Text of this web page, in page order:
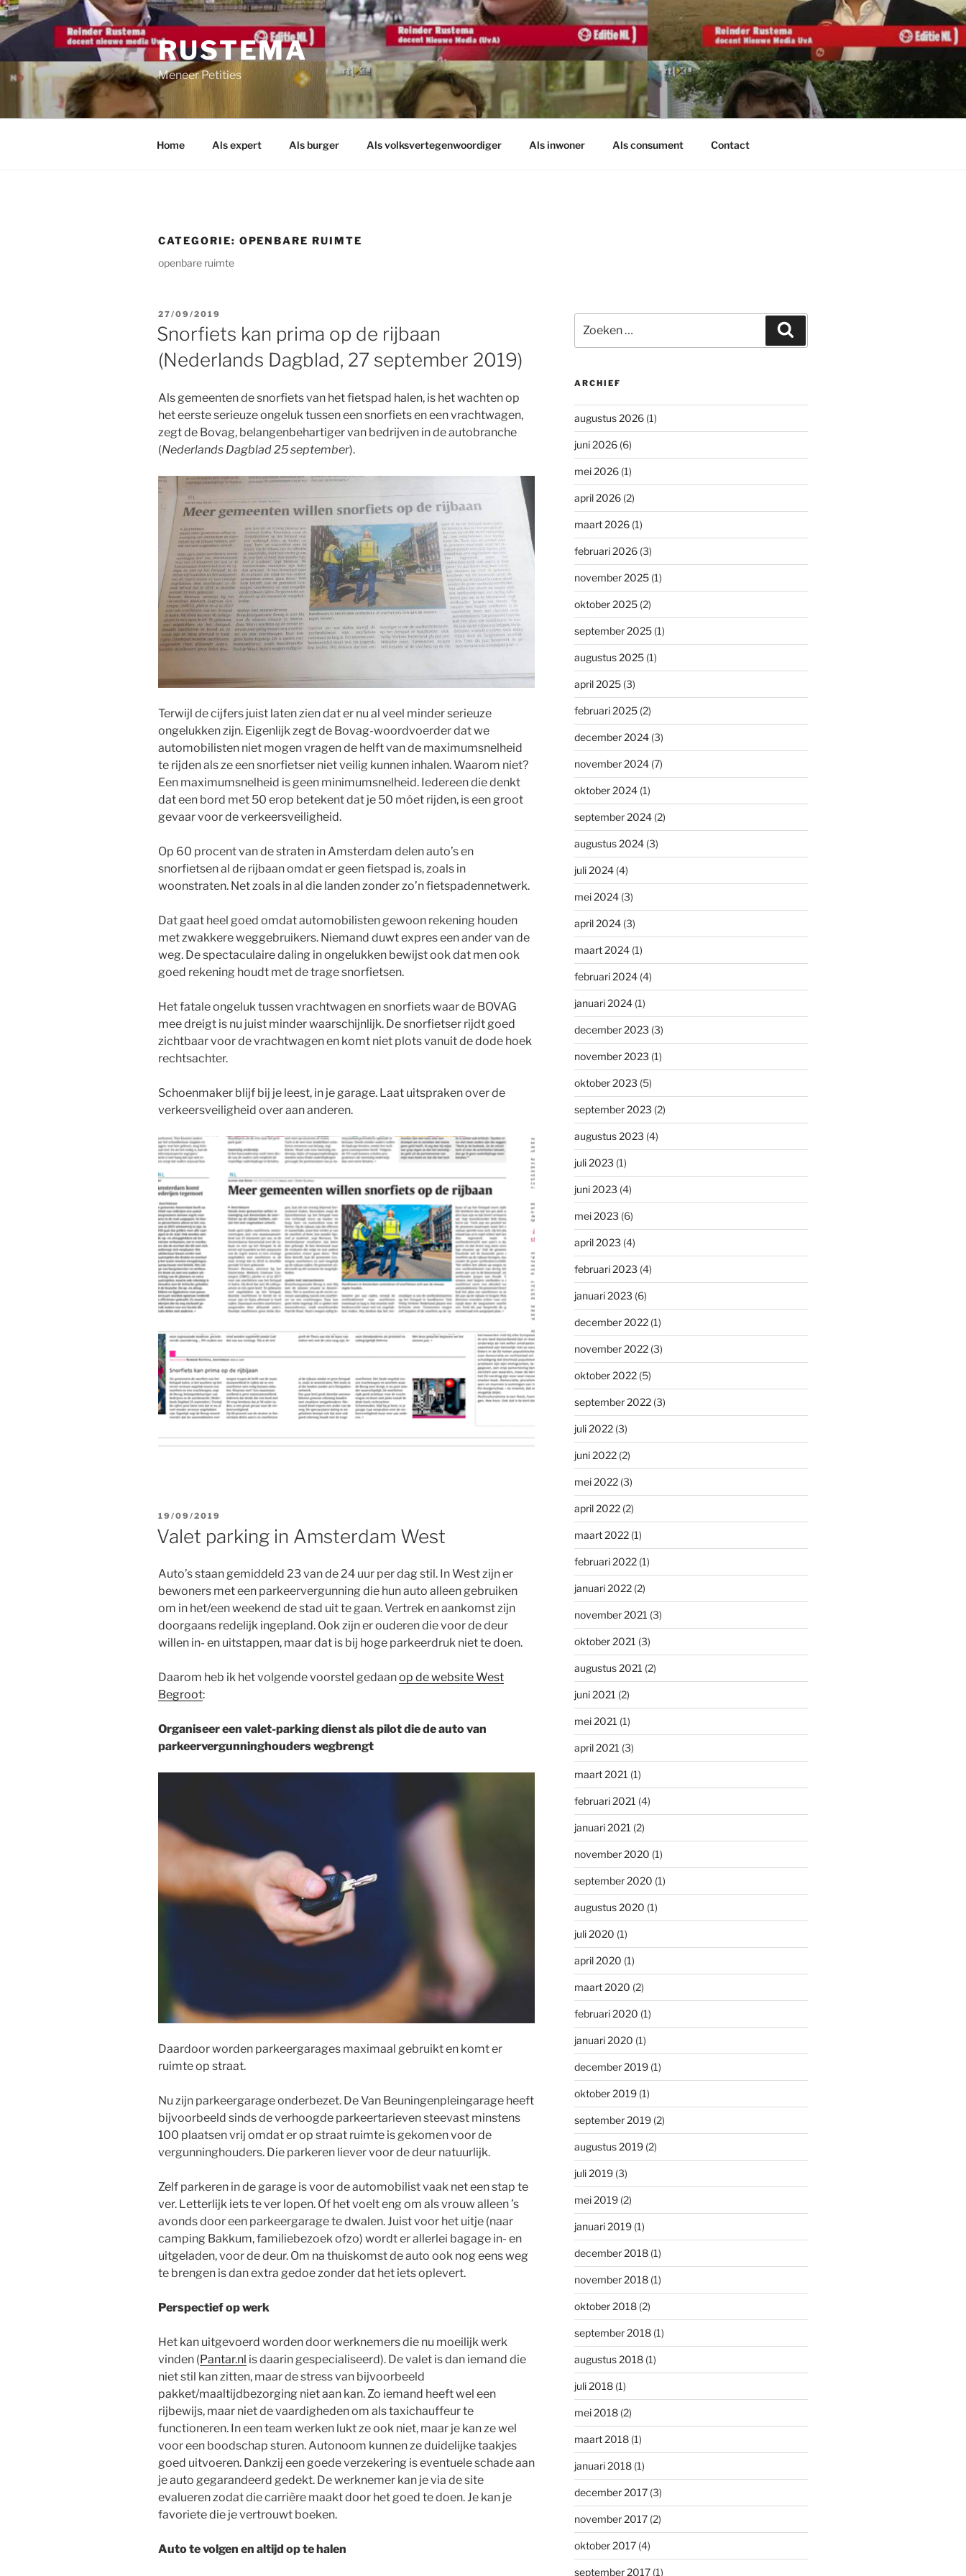
Ga
naar
de
inhoud
RUSTEMA
Meneer Petities
Home Als expert Als burger Als volksvertegenwoordiger Als inwoner Als consument Contact
CATEGORIE: OPENBARE RUIMTE
openbare ruimte
GEPLAATST
OP
27/09/2019
Snorfiets kan prima op de rijbaan
(Nederlands Dagblad, 27 september 2019)
Als gemeenten de snorfiets van het fietspad halen, is het wachten op
het eerste serieuze ongeluk tussen een snorfiets en een vrachtwagen,
zegt de Bovag, belangenbehartiger van bedrijven in de autobranche
(Nederlands Dagblad 25 september).
Terwijl de cijfers juist laten zien dat er nu al veel minder serieuze
ongelukken zijn. Eigenlijk zegt de Bovag-woordvoerder dat we
automobilisten niet mogen vragen de helft van de maximumsnelheid
te rijden als ze een snorfietser niet veilig kunnen inhalen. Waarom niet?
Een maximumsnelheid is geen minimumsnelheid. Iedereen die denkt
dat een bord met 50 erop betekent dat je 50 móet rijden, is een groot
gevaar voor de verkeersveiligheid.
Op 60 procent van de straten in Amsterdam delen auto’s en
snorfietsen al de rijbaan omdat er geen fietspad is, zoals in
woonstraten. Net zoals in al die landen zonder zo’n fietspadennetwerk.
Dat gaat heel goed omdat automobilisten gewoon rekening houden
met zwakkere weggebruikers. Niemand duwt expres een ander van de
weg. De spectaculaire daling in ongelukken bewijst ook dat men ook
goed rekening houdt met de trage snorfietsen.
Het fatale ongeluk tussen vrachtwagen en snorfiets waar de BOVAG
mee dreigt is nu juist minder waarschijnlijk. De snorfietser rijdt goed
zichtbaar voor de vrachtwagen en komt niet plots vanuit de dode hoek
rechtsachter.
Schoenmaker blijf bij je leest, in je garage. Laat uitspraken over de
verkeersveiligheid over aan anderen.
GEPLAATST
OP
19/09/2019
Valet parking in Amsterdam West
Auto’s staan gemiddeld 23 van de 24 uur per dag stil. In West zijn er
bewoners met een parkeervergunning die hun auto alleen gebruiken
om in het/een weekend de stad uit te gaan. Vertrek en aankomst zijn
doorgaans redelijk ingepland. Ook zijn er ouderen die voor de deur
willen in- en uitstappen, maar dat is bij hoge parkeerdruk niet te doen.
Daarom heb ik het volgende voorstel gedaanop de website West
Begroot:
Organiseer een valet-parking dienst als pilot die de auto van
parkeervergunninghouders wegbrengt
Daardoor worden parkeergarages maximaal gebruikt en komt er
ruimte op straat.
Nu zijn parkeergarage onderbezet. De Van Beuningenpleingarage heeft
bijvoorbeeld sinds de verhoogde parkeertarieven steevast minstens
100 plaatsen vrij omdat er op straat ruimte is gekomen voor de
vergunninghouders. Die parkeren liever voor de deur natuurlijk.
Zelf parkeren in de garage is voor de automobilist vaak net een stap te
ver. Letterlijk iets te ver lopen. Of het voelt eng om als vrouw alleen ’s
avonds door een parkeergarage te dwalen. Juist voor het uitje (naar
camping Bakkum, familiebezoek ofzo) wordt er allerlei bagage in- en
uitgeladen, voor de deur. Om na thuiskomst de auto ook nog eens weg
te brengen is dan extra gedoe zonder dat het iets oplevert.
Perspectief op werk
Het kan uitgevoerd worden door werknemers die nu moeilijk werk
vinden (Pantar.nl is daarin gespecialiseerd). De valet is dan iemand die
niet stil kan zitten, maar de stress van bijvoorbeeld
pakket/maaltijdbezorging niet aan kan. Zo iemand heeft wel een
rijbewijs, maar niet de vaardigheden om als taxichauffeur te
functioneren. In een team werken lukt ze ook niet, maar je kan ze wel
voor een boodschap sturen. Autonoom kunnen ze duidelijke taakjes
goed uitvoeren. Dankzij een goede verzekering is eventuele schade aan
je auto gegarandeerd gedekt. De werknemer kan je via de site
evalueren zodat die carrière maakt door het goed te doen. Je kan je
favoriete die je vertrouwt boeken.
Auto te volgen en altijd op te halen
naar:
ARCHIEF
augustus 2026(1)
juni 2026(6)
mei 2026(1)
april 2026(2)
maart 2026(1)
februari 2026(3)
november 2025(1)
oktober 2025(2)
september 2025(1)
augustus 2025(1)
april 2025(3)
februari 2025(2)
december 2024(3)
november 2024(7)
oktober 2024(1)
september 2024(2)
augustus 2024(3)
juli 2024(4)
mei 2024(3)
april 2024(3)
maart 2024(1)
februari 2024(4)
januari 2024(1)
december 2023 (3)
november 2023 (1)
oktober 2023 (5)
september 2023 (2)
augustus 2023 (4)
juli 2023 (1)
juni 2023 (4)
mei 2023 (6)
april 2023 (4)
februari 2023 (4)
januari 2023 (6)
december 2022(1)
november 2022(3)
oktober 2022(5)
september 2022(3)
juli 2022(3)
juni 2022(2)
mei 2022(3)
april 2022(2)
maart 2022(1)
februari 2022(1)
januari 2022(2)
november 2021 (3)
oktober 2021 (3)
augustus 2021 (2)
juni 2021 (2)
mei 2021 (1)
april 2021 (3)
maart 2021 (1)
februari 2021 (4)
januari 2021 (2)
november 2020 (1)
september 2020 (1)
augustus 2020 (1)
juli 2020 (1)
april 2020 (1)
maart 2020 (2)
februari 2020 (1)
januari 2020 (1)
december 2019(1)
oktober 2019(1)
september 2019(2)
augustus 2019(2)
juli 2019(3)
mei 2019(2)
januari 2019(1)
december 2018(1)
november 2018(1)
oktober 2018(2)
september 2018(1)
augustus 2018(1)
juli 2018(1)
mei 2018(2)
maart 2018(1)
januari 2018(1)
december 2017(3)
november 2017(2)
oktober 2017(4)
september 2017(1)